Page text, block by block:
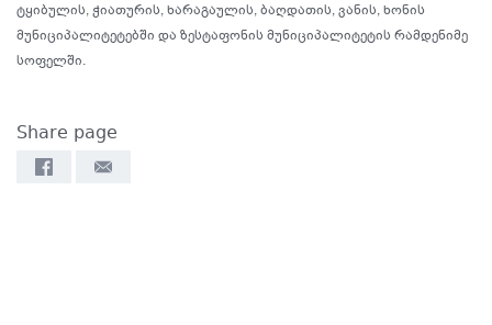
ტყიბულის, ჭიათურის, ხარაგაულის, ბაღდათის, ვანის, ხონის
მუნიციპალიტეტებში და ზესტაფონის მუნიციპალიტეტის რამდენიმე
სოფელში.
Share page